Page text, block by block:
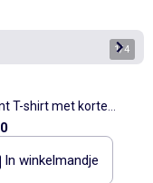
1/4
T-shirt met korte
In winkelmandje